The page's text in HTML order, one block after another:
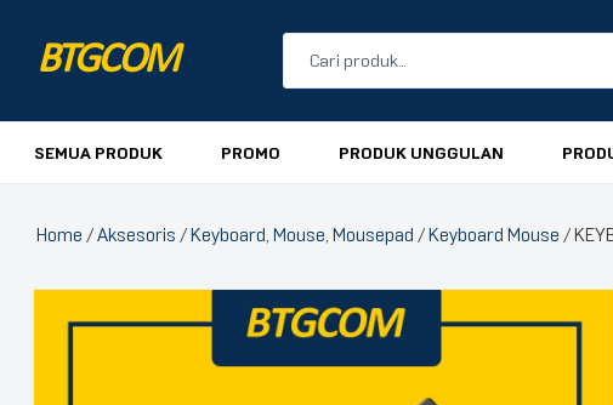
BTGCOM
SEMUA PRODUK PROMO PRODUK UNGGULAN
Home /Aksesoris /Keyboard, Mouse, Mousepad /Keyboard Mouse /
🔍